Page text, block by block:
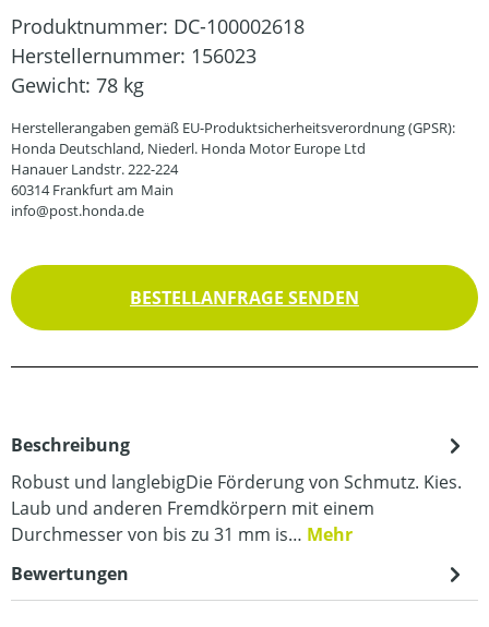
Produktnummer: DC-100002618
Herstellernummer: 156023
Gewicht: 78 kg
Herstellerangaben gemäß EU-Produktsicherheitsverordnung (GPSR):
Honda Deutschland, Niederl. Honda Motor Europe Ltd
Hanauer Landstr. 222-224
60314 Frankfurt am Main
info@post.honda.de
BESTELLANFRAGE SENDEN
Beschreibung
Robust und langlebigDie Förderung von Schmutz. Kies.
Laub und anderen Fremdkörpern mit einem
Durchmesser von bis zu 31 mm is… Mehr
Bewertungen